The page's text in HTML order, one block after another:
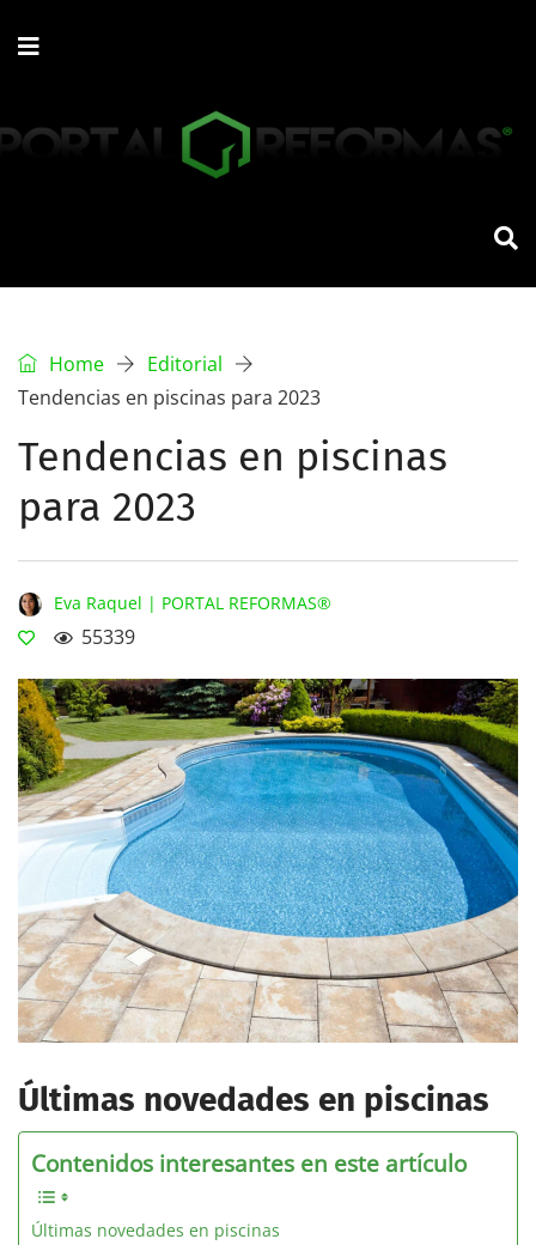
Home
Editorial
Tendencias en piscinas para 2023
Tendencias en piscinas
para 2023
Eva Raquel | PORTAL REFORMAS®
55339
Últimas novedades en piscinas
Contenidos interesantes en este artículo
Últimas novedades en piscinas